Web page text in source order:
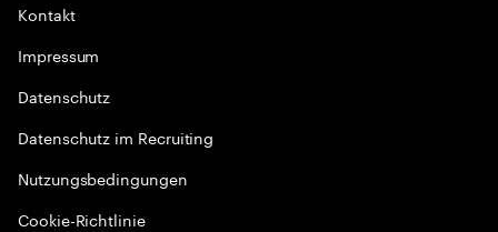
Kontakt
Impressum
Datenschutz
Datenschutz im Recruiting
Nutzungsbedingungen
Cookie-Richtlinie